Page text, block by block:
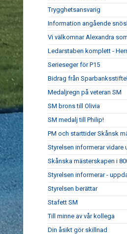
Trygghetsansvarig
Information angående
Vi välkomnar Alexandra
Ledarstaben komplett -
Serieseger för P15
Bidrag från
Medaljregn på veteran SM
SM brons till Olivia
SM medalj till Philip!
PM och starttider Skånsk
Styrelsen informerar vidare
Skånska mästerskapen i
Styrelsen informerar -
Styrelsen berättar
Stafett SM
Till minne av vår kollega
Din åsikt gör skillnad